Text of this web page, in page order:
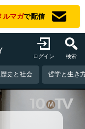
ルマガで配信
ログイン 検索
歴史と社会 哲学と生き